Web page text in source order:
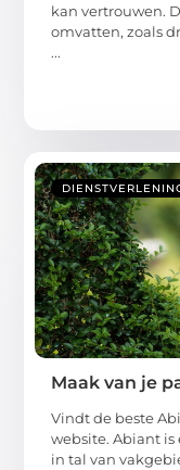
kan vertrouwen.
omvatten, zoals
...
Maak van je
Vindt de beste
website. Abiant
in tal van